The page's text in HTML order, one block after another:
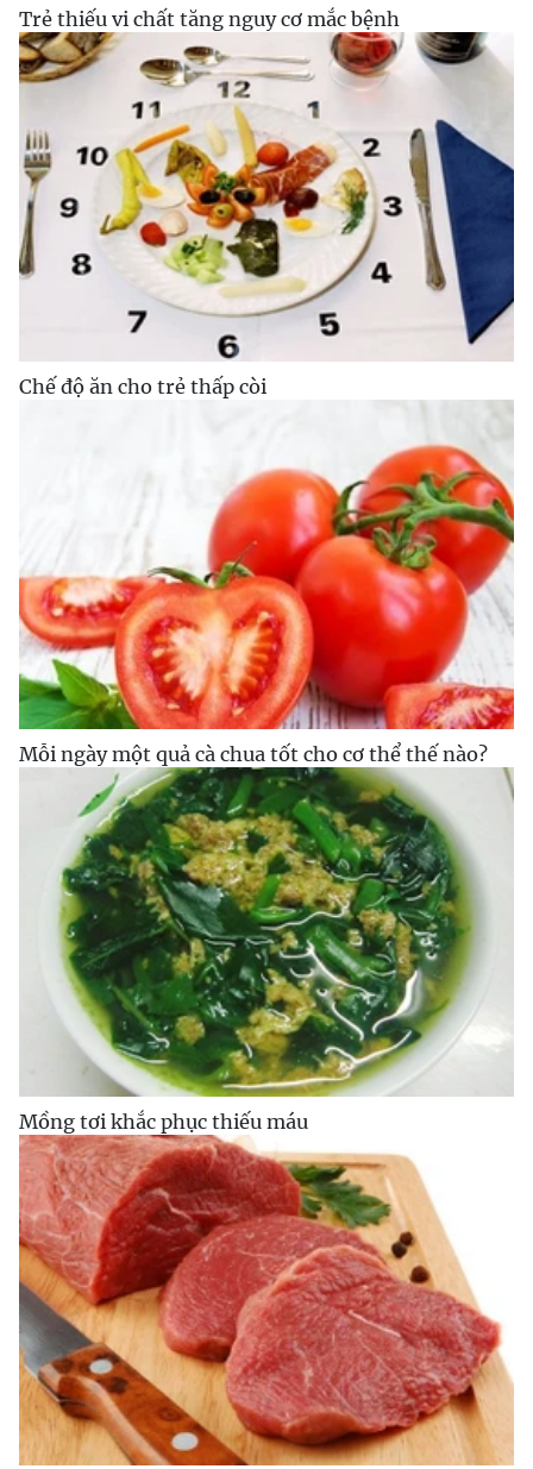
Trẻ thiếu vi chất tăng nguy cơ mắc bệnh
Chế độ ăn cho trẻ thấp còi
Mỗi ngày một quả cà chua tốt cho cơ thể thế nào?
Mồng tơi khắc phục thiếu máu